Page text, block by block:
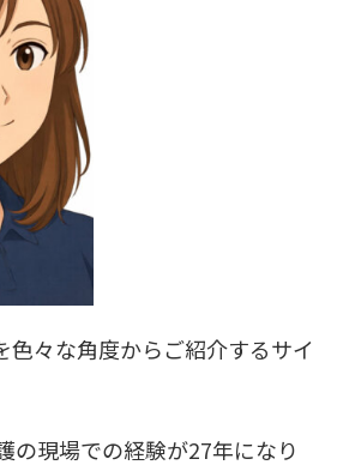
色々な角度からご紹介するサイ
の現場での経験が27年になり